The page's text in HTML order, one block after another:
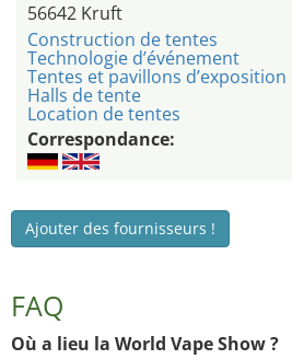
56642 Kruft
Construction de tentes
Technologie d’événement
Tentes et pavillons d’exposition
Halls de tente
Location de tentes
Correspondance:
Ajouter des fournisseurs !
FAQ
Où a lieu la World Vape Show ?